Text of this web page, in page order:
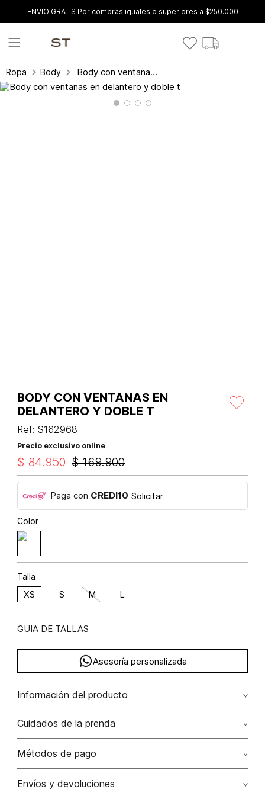
ENVÍO GRATIS Por compras iguales o superiores a $250.000
Ropa Body Body con ventanas en delantero y doble t
BODY CON VENTANAS EN
DELANTERO Y DOBLE T
Ref: S162968
Precio exclusivo online
$ 169.900
$ 84.950
Paga con CREDI10 Solicitar
Color
Talla
XS S M L
GUIA DE TALLAS
Asesoría personalizada
Información del producto
Poliamida 90% elastano 10% poliamida 90.00%elastano 10.00%
Cuidados de la prenda
No dejar en remojo /lavar por separado / no utilizar
Métodos de pago
Tarjetas de crédito: Visa, Dinners, Master Card y American
Envíos y devoluciones